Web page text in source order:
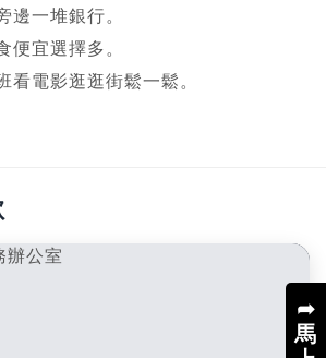
➦
馬
一堆銀行。
宜選擇多。
電影逛逛街鬆一鬆。